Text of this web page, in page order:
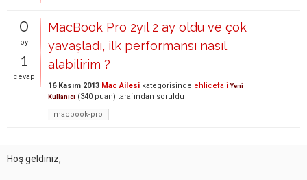
0
oy
1
cevap
MacBook Pro 2yıl 2 ay oldu ve çok
yavaşladı, ilk performansı nasıl
alabilirim ?
16 Kasım 2013 Mac Ailesi kategorisinde ehlicefali Yeni
Kullanıcı (340 puan) tarafından soruldu
macbook-pro
Hoş geldiniz,